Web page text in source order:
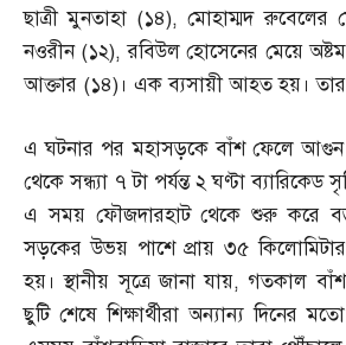
ছাত্রী মুনতাহা (১৪),মোহাম্মদ রুবেলের
নওরীন (১২),রবিউল হোসেনের মেয়ে অষ্টম
আক্তার (১৪)। এক ব্যসায়ী আহত হয়। তার
এ ঘটনার পর মহাসড়কে বাঁশ ফেলে আগুন
থেকে সন্ধ্যা ৭ টা পর্যন্ত ২ ঘণ্টা ব্যারিকেড
এ সময় ফৌজদারহাট থেকে শুরু করে বড়
সড়কের উভয় পাশে প্রায় ৩৫ কিলোমিটার
হয়। স্থানীয় সূত্রে জানা যায়,গতকাল
ছুটি শেষে শিক্ষার্থীরা অন্যান্য দিনের